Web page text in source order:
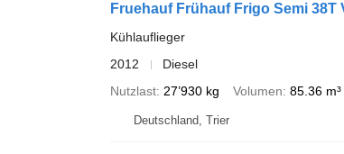
Fruehauf Frühauf Frigo Semi 38T
Kühlauflieger
2012
Diesel
Nutzlast 27’930 kg Volumen 85.36 m³
Deutschland, Trier